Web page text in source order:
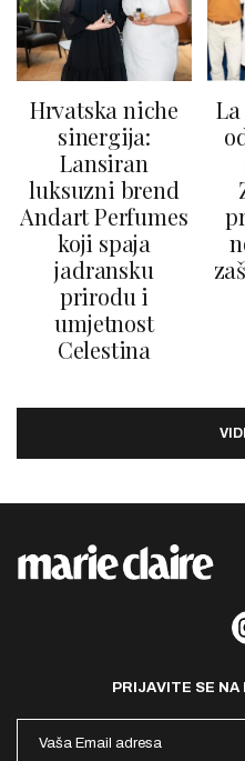
Hrvatska niche
sinergija:
Lansiran
luksuzni brend
Andart Perfumes
koji spaja
jadransku
prirodu i
umjetnost
Celestina
PRIJAVITE SE